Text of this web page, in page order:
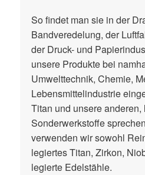
So findet man sie in der
Bandveredelung, der
der Druck- und
unsere Produkte bei
Umwelttechnik, Chemie,
Lebensmittelindustrie
Titan und unsere anderen,
Sonderwerkstoffe
verwenden wir sowohl
legiertes Titan, Zirkon,
legierte Edelstähle.